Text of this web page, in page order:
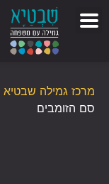
מרכז גמילה שבטיא
סם הזומבים